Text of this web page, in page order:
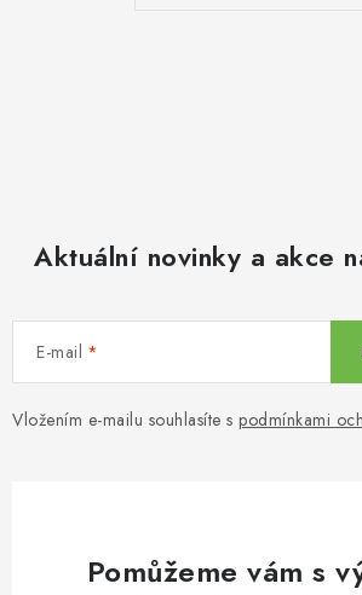
Aktuální novinky a akce
E-mail
Vložením e-mailu souhlasíte s podmínkami
Pomůžeme vám s